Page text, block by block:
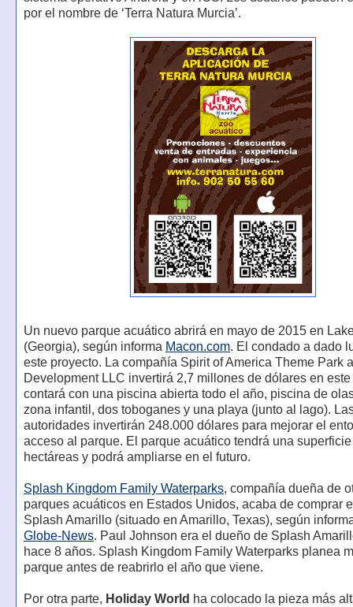
por el nombre de ‘Terra Natura Murcia’.
Un nuevo parque acuático abrirá en mayo de 2015 en
(Georgia), según informa Macon.com. El condado a dado
este proyecto. La compañía Spirit of America Theme Park
Development LLC invertirá 2,7 millones de dólares en
contará con una piscina abierta todo el año, piscina de
zona infantil, dos toboganes y una playa (junto al lago).
autoridades invertirán 248.000 dólares para mejorar el
acceso al parque. El parque acuático tendrá una
hectáreas y podrá ampliarse en el futuro.
Splash Kingdom Family Waterparks, compañía dueña de
parques acuáticos en Estados Unidos, acaba de comprar
Splash Amarillo (situado en Amarillo, Texas), según
Globe-News. Paul Johnson era el dueño de Splash
hace 8 años. Splash Kingdom Family Waterparks planea
parque antes de reabrirlo el año que viene.
Por otra parte, Holiday World ha colocado la pieza más